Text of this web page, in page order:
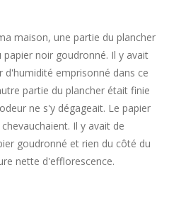
maison, une partie du plancher
noir goudronné. Il y avait
emprisonné dans ce
partie du plancher était finie
ne s'y dégageait. Le papier
Il y avait de
goudronné et rien du côté du
nette d'efflorescence.